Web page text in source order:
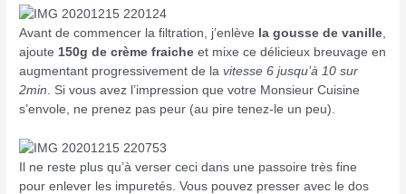
Avant de commencer la filtration, j’enlève la gousse de vanille,
ajoute 150g de crème fraiche et mixe ce délicieux breuvage en
augmentant progressivement de lavitesse 6 jusqu’à 10 sur
2min. Si vous avez l’impression que votre Monsieur Cuisine
s’envole, ne prenez pas peur (au pire tenez-le un peu).
Il ne reste plus qu’à verser ceci dans une passoire très fine
pour enlever les impuretés. Vous pouvez presser avec le dos